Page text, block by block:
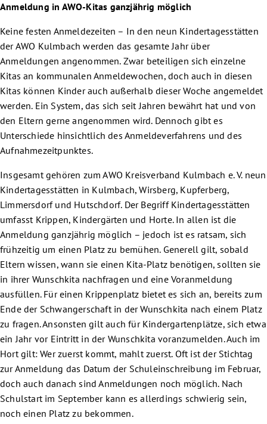
Anmeldung in AWO-Kitas ganzjährig möglich
Keine festen Anmeldezeiten – In den neun Kindertagesstätten
der AWO Kulmbach werden das gesamte Jahr über
Anmeldungen angenommen. Zwar beteiligen sich einzelne
Kitas an kommunalen Anmeldewochen, doch auch in diesen
Kitas können Kinder auch außerhalb dieser Woche angemeldet
werden. Ein System, das sich seit Jahren bewährt hat und von
den Eltern gerne angenommen wird. Dennoch gibt es
Unterschiede hinsichtlich des Anmeldeverfahrens und des
Aufnahmezeitpunktes.
Insgesamt gehören zum AWO Kreisverband Kulmbach e. V. neun
Kindertagesstätten in Kulmbach, Wirsberg, Kupferberg,
Limmersdorf und Hutschdorf. Der Begriff Kindertagesstätten
umfasst Krippen, Kindergärten und Horte. In allen ist die
Anmeldung ganzjährig möglich – jedoch ist es ratsam, sich
frühzeitig um einen Platz zu bemühen. Generell gilt, sobald
Eltern wissen, wann sie einen Kita-Platz benötigen, sollten sie
in ihrer Wunschkita nachfragen und eine Voranmeldung
ausfüllen. Für einen Krippenplatz bietet es sich an, bereits zum
Ende der Schwangerschaft in der Wunschkita nach einem Platz
zu fragen. Ansonsten gilt auch für Kindergartenplätze, sich etwa
ein Jahr vor Eintritt in der Wunschkita voranzumelden. Auch im
Hort gilt: Wer zuerst kommt, mahlt zuerst. Oft ist der Stichtag
zur Anmeldung das Datum der Schuleinschreibung im Februar,
doch auch danach sind Anmeldungen noch möglich. Nach
Schulstart im September kann es allerdings schwierig sein,
noch einen Platz zu bekommen.